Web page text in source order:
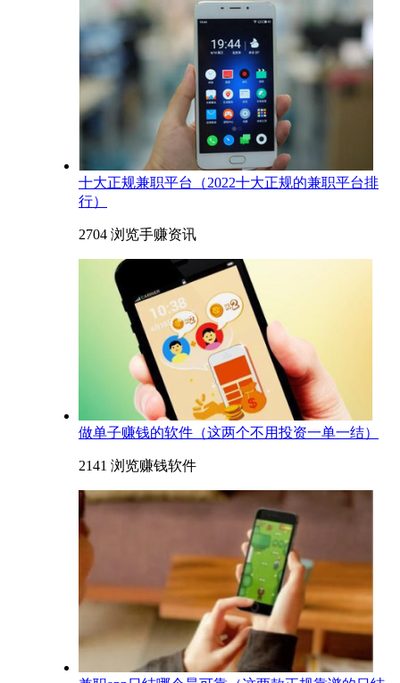
十大正规兼职平台（2022十大正规的兼职平台排
行）
2704 浏览手赚资讯
​做单子赚钱的软件（这两个不用投资一单一结）
2141 浏览赚钱软件